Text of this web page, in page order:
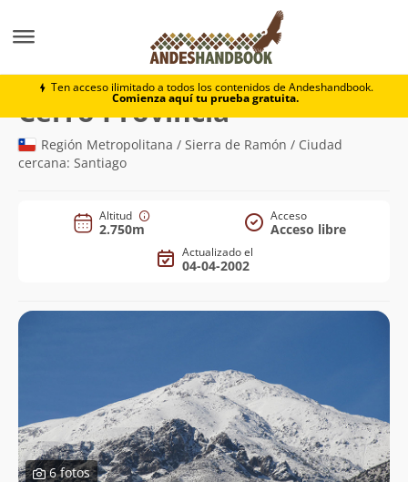
Ten acceso ilimitado a todos los contenidos de Andeshandbook.
Comienza aquí tu prueba gratuita.
Cerro Provincia
Cerro Provincia(2.750m)
Región Metropolitana / Sierra de Ramón / Ciudad
cercana: Santiago
Altitud
2.750m
Acceso
Acceso libre
Actualizado el
04-04-2002
6 fotos